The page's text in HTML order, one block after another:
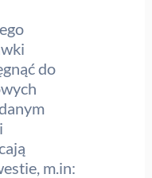
do
m.in: